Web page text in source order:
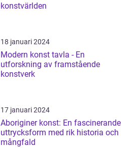
konstvärlden
18 januari 2024
Modern konst tavla - En
utforskning av framstående
konstverk
17 januari 2024
Aboriginer konst: En fascinerande
uttrycksform med rik historia och
mångfald